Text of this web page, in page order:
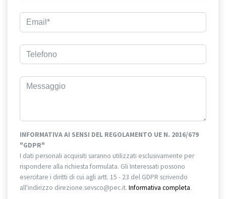
INFORMATIVA AI SENSI DEL REGOLAMENTO UE N. 2016/679
"GDPR"
I dati personali acquisiti saranno utilizzati esclusivamente per
rispondere alla richiesta formulata. Gli Interessati possono
esercitare i diritti di cui agli artt. 15 - 23 del GDPR scrivendo
all'indirizzo direzione.sevsco@pec.it. Informativa completa.